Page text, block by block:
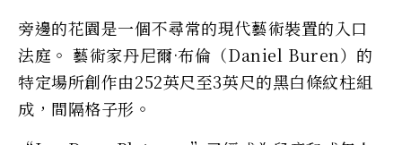
旁邊的花園是一個不尋常的現代藝術裝置的入口
法庭。 藝術家丹尼爾·布倫（Daniel Buren）的
特定場所創作由252英尺至3英尺的黑白條紋柱組
成，間隔格子形。